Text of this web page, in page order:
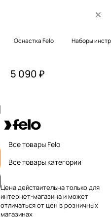
Оснастка Felo Наборы
5 090 ₽
Все товары Felo
Все товары категории
Цена действительна только для
интернет-магазина и может
отличаться от цен в розничных
магазинах